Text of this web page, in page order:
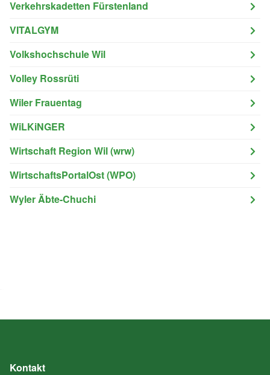
Verkehrskadetten Fürstenland
VITALGYM
Volkshochschule Wil
Volley Rossrüti
Wiler Frauentag
WiLKiNGER
Wirtschaft Region Wil (wrw)
WirtschaftsPortalOst (WPO)
Wyler Äbte-Chuchi
Kontakt